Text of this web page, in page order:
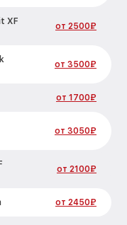
XF
от 2500₽
от 3500₽
от 1700₽
от 3050₽
от 2100₽
от 2450₽